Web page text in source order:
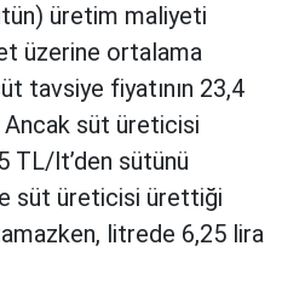
üretim maliyeti
üzerine ortalama
tavsiye fiyatının 23,4
süt üreticisi
TL/lt’den sütünü
süt üreticisi ürettiği
litrede 6,25 lira